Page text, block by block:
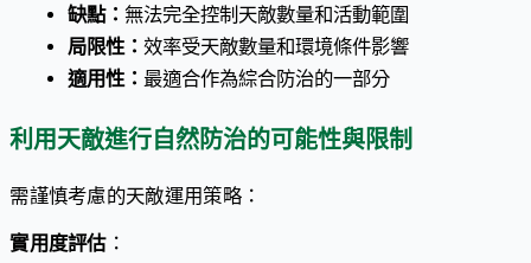
缺點：無法完全控制天敵數量和活動範圍
局限性：效率受天敵數量和環境條件影響
適用性： 最適合作為綜合防治的一部分
利用天敵進行自然防治的可能性與限制
需謹慎考慮的天敵運用策略：
實用度評估：